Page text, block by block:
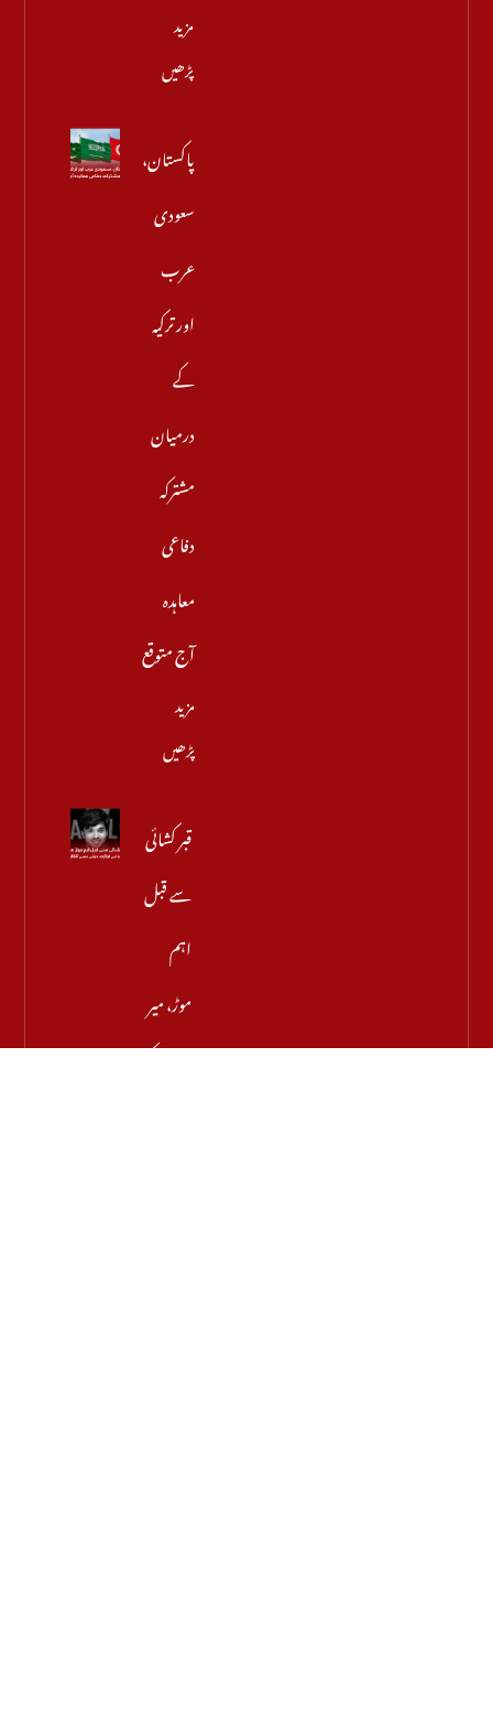
مزید
پڑھیں
پاکستان،
سعودی
عرب
اور ترکیہ
کے
درمیان
مشترکہ
دفاعی
معاہدہ
آج متوقع
مزید
پڑھیں
قبر کشائی
سے قبل
اہم
موڑ، میر
رضا کے